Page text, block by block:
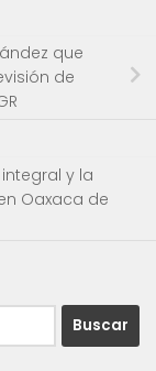
que
de
y la
Oaxaca de